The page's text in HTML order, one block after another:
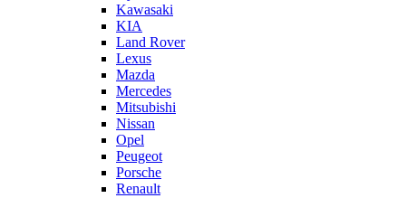
Kawasaki
KIA
Land Rover
Lexus
Mazda
Mercedes
Mitsubishi
Nissan
Opel
Peugeot
Porsche
Renault